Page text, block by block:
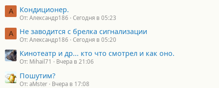
А Кондиционер.
От: Александр186 Сегодня в 05:23
А Не заводится с брелка сигнализации
От: Александр186 Сегодня в 05:20
Кинотеатр и др... кто что смотрел и как оно.
От: Mihail71 Вчера в 21:06
Пошутим?
От: aMster Вчера в 17:08